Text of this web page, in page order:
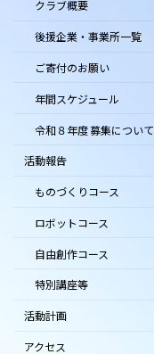
クラブ概要
後援企業・事業所一覧
ご寄付のお願い
年間スケジュール
令和８年度 募集について
活動報告
ものづくりコース
ロボットコース
自由創作コース
特別講座等
活動計画
アクセス